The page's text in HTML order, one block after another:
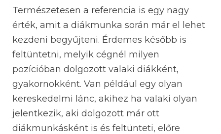
Természetesen a referencia is egy nagy
érték, amit a diákmunka során már el lehet
kezdeni begyűjteni. Érdemes később is
feltüntetni, melyik cégnél milyen
pozícióban dolgozott valaki diákként,
gyakornokként. Van például egy olyan
kereskedelmi lánc, akihez ha valaki olyan
jelentkezik, aki dolgozott már ott
diákmunkásként is és feltünteti, előre